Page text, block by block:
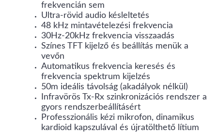
frekvencián sem
Ultra-rövid audio késleltetés
48 kHz mintavételezési frekvencia
30Hz-20kHz frekvencia visszaadás
Színes TFT kijelző és beállítás menük a
vevőn
Automatikus frekvencia keresés és
frekvencia spektrum kijelzés
50m ideális távolság (akadályok nélkül)
Infravörös Tx-Rx szinkronizációs rendszer a
gyors rendszerbeállításért
Professzionális kézi mikrofon, dinamikus
kardioid kapszulával és újratölthető lítium